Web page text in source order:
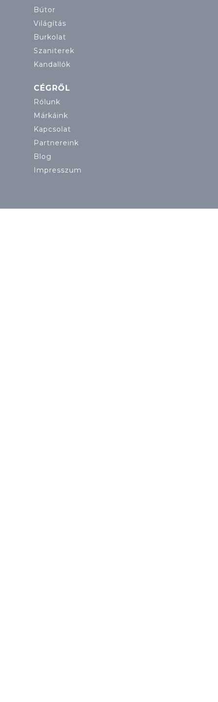
Bútor
Világítás
Burkolat
Szaniterek
Kandallók
CÉGRŐL
Rólunk
Márkáink
Kapcsolat
Partnereink
Blog
Impresszum